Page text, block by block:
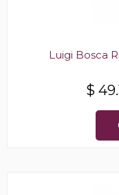
Luigi Bosca
$